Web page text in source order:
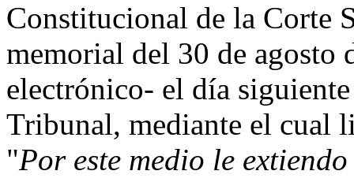
Constitucional de la Corte
memorial del 30 de agosto
electrónico- el día
Tribunal, mediante el cual
"Por este medio le